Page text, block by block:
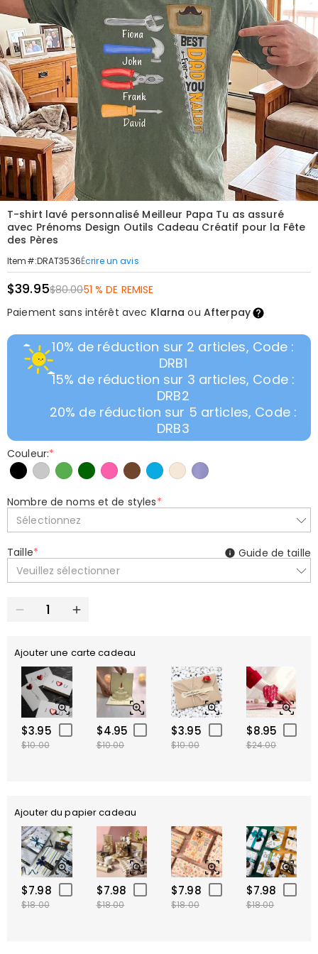
T-shirt lavé personnalisé Meilleur Papa Tu as assuré
avec Prénoms Design Outils Cadeau Créatif pour la Fête
des Pères
Item#:DRAT3536Écrire un avis
$39.95$80.0051 % DE REMISE
Paiement sans intérêt avec Klarna ou Afterpay
10% de réduction sur 2 articles, Code :
DRB1
15% de réduction sur 3 articles, Code :
DRB2
20% de réduction sur 5 articles, Code :
DRB3
Couleur:*
Nombre de noms et de styles*
Sélectionnez
Taille*
Veuillez sélectionner
Guide de taille
Ajouter une carte cadeau
$3.95
$10.00
$4.95
$10.00
$3.95
$10.00
$8.95
$24.00
Ajouter du papier cadeau
$7.98
$18.00
$7.98
$18.00
$7.98
$18.00
$7.98
$18.00